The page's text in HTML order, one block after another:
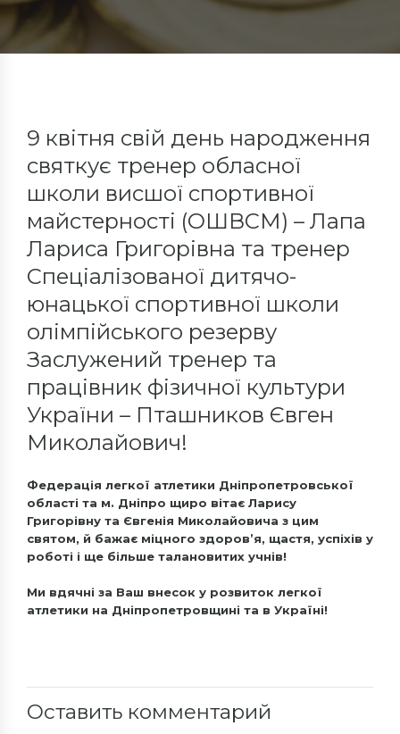
9 квітня свій день народження
святкує тренер обласної
школи висшої спортивної
майстерності (ОШВСМ) – Лапа
Лариса Григорівна та тренер
Спеціалізованої дитячо-
юнацької спортивної школи
олімпійського резерву
Заслужений тренер та
працівник фізичної культури
України – Пташников Євген
Миколайович!
Федерація легкої атлетики Дніпропетровської
області та м. Дніпро щиро вітає Ларису
Григорівну та Євгенія Миколайовича з цим
святом, й бажає міцного здоров’я, щастя, успіхів у
роботі і ще більше талановитих учнів!
Ми вдячні за Ваш внесок у розвиток легкої
атлетики на Дніпропетровщині та в Україні!
Оставить комментарий